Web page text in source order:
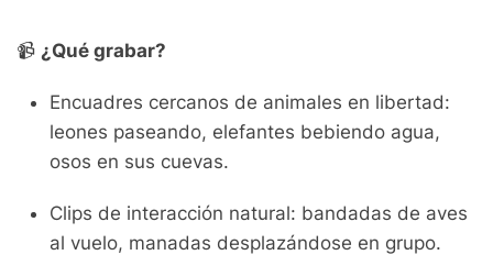
📹 ¿Qué grabar?
Encuadres cercanos de animales en libertad:
leones paseando, elefantes bebiendo agua,
osos en sus cuevas.
Clips de interacción natural: bandadas de aves
al vuelo, manadas desplazándose en grupo.